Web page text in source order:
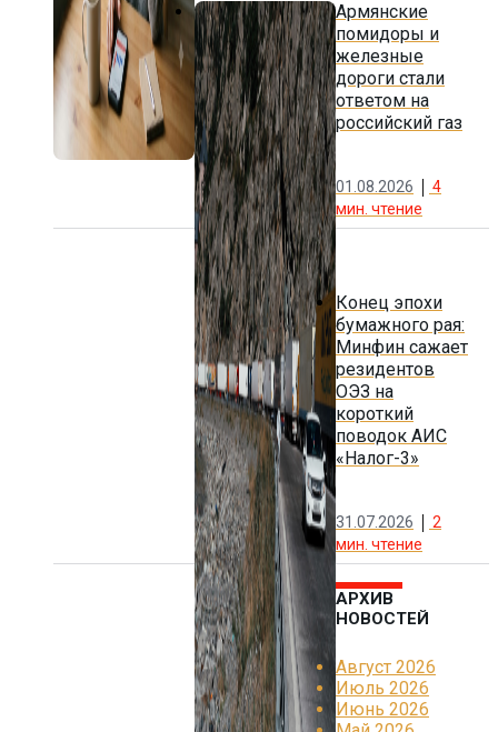
Армянские
помидоры и
железные
дороги стали
ответом на
российский газ
01.08.2026
4
мин. чтение
Конец эпохи
бумажного рая:
Минфин сажает
резидентов
ОЭЗ на
короткий
поводок АИС
«Налог-3»
31.07.2026
2
мин. чтение
АРХИВ
НОВОСТЕЙ
Август 2026
Июль 2026
Июнь 2026